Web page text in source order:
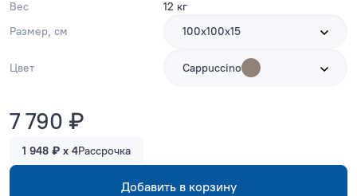
Вес
12 кг
Размер, см
100x100x15
Цвет Cappuccino
7 790 ₽
1 948 ₽ x 4Рассрочка
Добавить в корзину